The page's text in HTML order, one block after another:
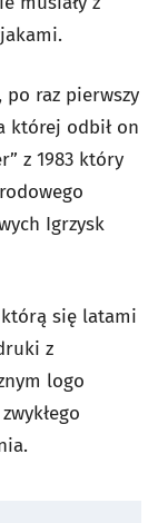
raz pierwszy
której odbił on
z 1983 który
Igrzysk
którą się latami
z
logo